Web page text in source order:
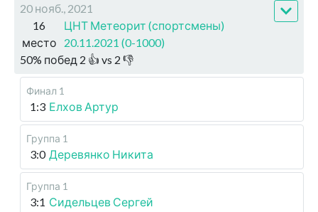
20 нояб., 2021
16
место
ЦНТ Метеорит (спортсмены)
20.11.2021 (0-1000)
50% побед 2 👍 vs 2 👎
Финал 1
1:3 Елхов Артур
Группа 1
3:0 Деревянко Никита
Группа 1
3:1 Сидельцев Сергей